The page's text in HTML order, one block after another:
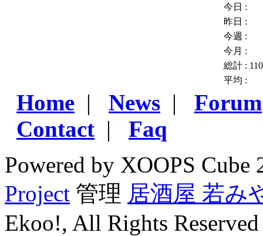
今日 :
昨日 :
今週 :
今月 :
総計 :
平均 :
Home | News | Forum
Contact | Faq
Powered by XOOPS
Project 管理 居酒屋 若み
Ekoo!, All Rights Reserved